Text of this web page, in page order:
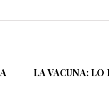
LA VACUNA: LO